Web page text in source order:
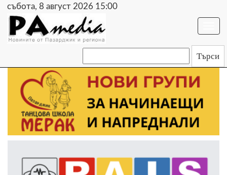
събота, 8 август 2026 15:00